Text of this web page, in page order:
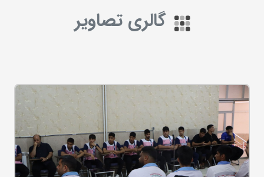
گالری تصاویر